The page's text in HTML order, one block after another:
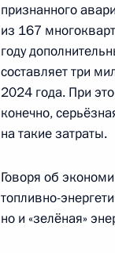
Встреча с
Бабушкиным
15 апреля 2024 года,
Рабочая
признанного
из 167
году
составляет три
2024 года. При
конечно,
на такие затраты.
Говоря об
топливно-
но и «зелёная»